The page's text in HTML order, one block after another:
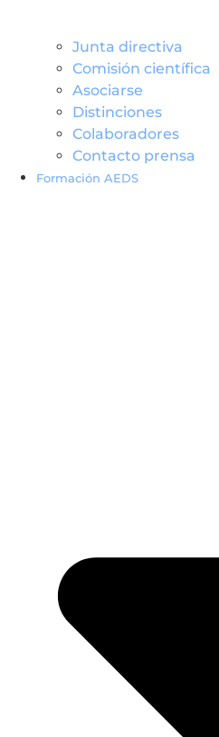
Junta directiva
Comisión científica
Asociarse
Distinciones
Colaboradores
Contacto prensa
Formación AEDS